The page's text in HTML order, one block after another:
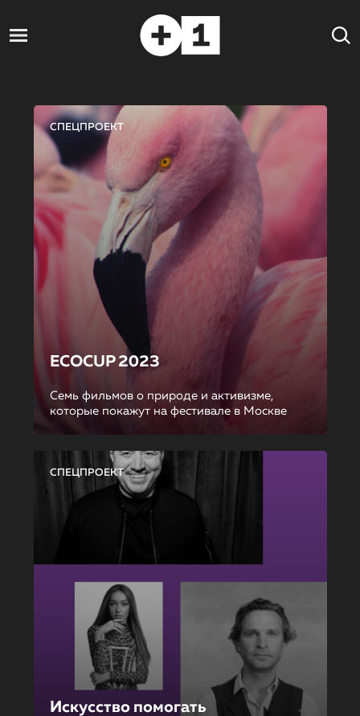
СПЕЦПРОЕКТ
ECOCUP 2023
Семь фильмов о природе и активизме,
которые покажут на фестивале в Москве
СПЕЦПРОЕКТ
Искусство помогать